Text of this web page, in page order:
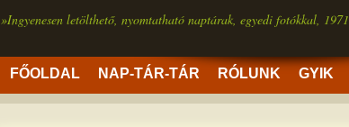
»Ingyenesen letölthető, nyomtatható naptárak, egyedi fotókkal,
FŐOLDAL NAP-TÁR-TÁR RÓLUNK GYIK